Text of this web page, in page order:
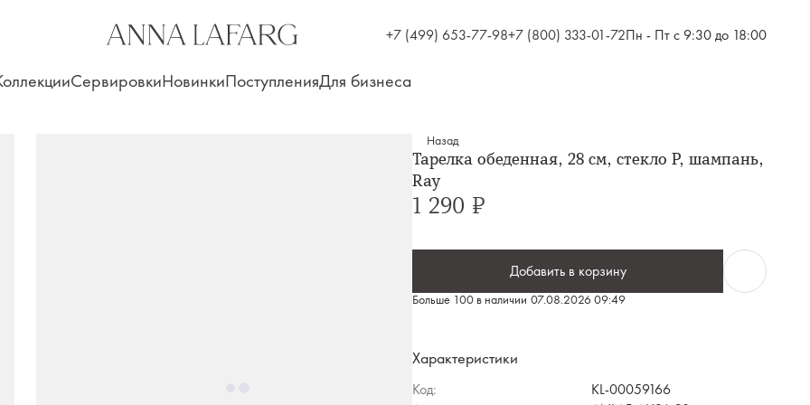
+7 (499) 653-77-98+7 (800) 333-01-72Пн - Пт с 9:30 до 18:00
СервировкиНовинкиПоступленияДля бизнеса
Назад
Тарелка обеденная, 28 см, стекло Р, шампань,
Ray
1 290 ₽
Больше 100 в наличии 07.08.2026 09:49
Добавить в корзину
Характеристики
Код:
KL-00059166